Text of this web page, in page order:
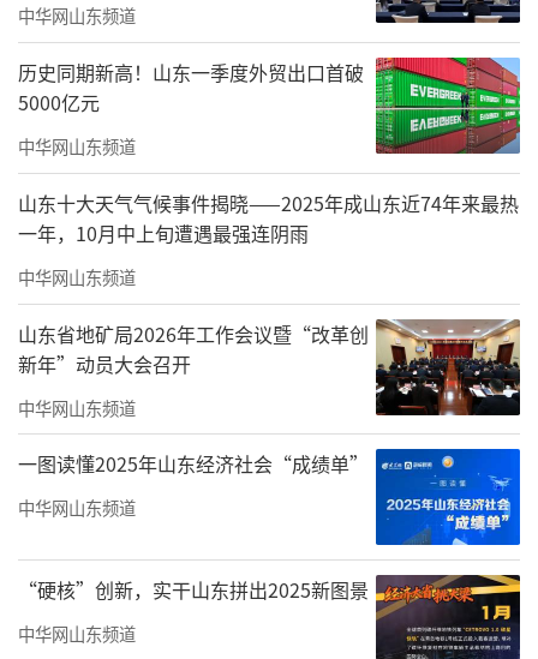
4月20日7点30分，伴随着响彻云霄的发令
枪响，25000名跑者一齐出发，激情开跑。
中华网山东频道
历史同期新高！山东一季度外贸出口首破
5000亿元
中华网山东频道
山东十大天气气候事件揭晓——2025年成山东近74年来最热
一年，10月中上旬遭遇最强连阴雨
中华网山东频道
山东省地矿局2026年工作会议暨“改革创
新年”动员大会召开
中华网山东频道
一图读懂2025年山东经济社会“成绩单”
中华网山东频道
“硬核”创新，实干山东拼出2025新图景
中华网山东频道